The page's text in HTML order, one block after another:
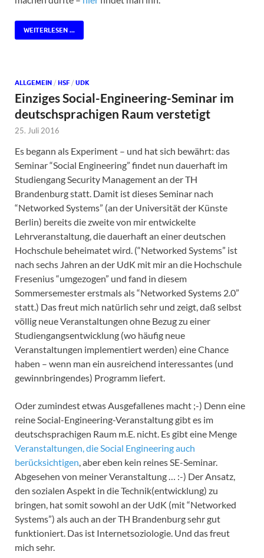
WEITERLESEN ...
ALLGEMEIN / HSF / UDK
Einziges Social-Engineering-Seminar im
deutschsprachigen Raum verstetigt
25. Juli 2016
Es begann als Experiment – und hat sich bewährt: das
Seminar “Social Engineering” findet nun dauerhaft im
Studiengang Security Management an der TH
Brandenburg statt. Damit ist dieses Seminar nach
“Networked Systems” (an der Universität der Künste
Berlin) bereits die zweite von mir entwickelte
Lehrveranstaltung, die dauerhaft an einer deutschen
Hochschule beheimatet wird. (“Networked Systems” ist
nach sechs Jahren an der UdK mit mir an die Hochschule
Fresenius “umgezogen” und fand in diesem
Sommersemester erstmals als “Networked Systems 2.0”
statt.) Das freut mich natürlich sehr und zeigt, daß selbst
völlig neue Veranstaltungen ohne Bezug zu einer
Studiengangsentwicklung (wo häufig neue
Veranstaltungen implementiert werden) eine Chance
haben – wenn man ein ausreichend interessantes (und
gewinnbringendes) Programm liefert.
Oder zumindest etwas Ausgefallenes macht ;-) Denn eine
reine Social-Engineering-Veranstaltung gibt es im
deutschsprachigen Raum m.E. nicht. Es gibt eine Menge
Veranstaltungen, die Social Engineering auch
berücksichtigen, aber eben kein reines SE-Seminar.
Abgesehen von meiner Veranstaltung … :-) Der Ansatz,
den sozialen Aspekt in die Technik(entwicklung) zu
bringen, hat somit sowohl an der UdK (mit “Networked
Systems”) als auch an der TH Brandenburg sehr gut
funktioniert. Das ist Internetsoziologie. Und das freut
mich sehr.